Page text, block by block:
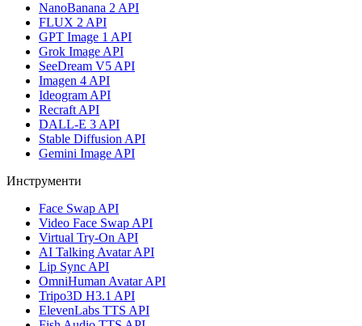
NanoBanana 2 API
FLUX 2 API
GPT Image 1 API
Grok Image API
SeeDream V5 API
Imagen 4 API
Ideogram API
Recraft API
DALL-E 3 API
Stable Diffusion API
Gemini Image API
Инструменти
Face Swap API
Video Face Swap API
Virtual Try-On API
AI Talking Avatar API
Lip Sync API
OmniHuman Avatar API
Tripo3D H3.1 API
ElevenLabs TTS API